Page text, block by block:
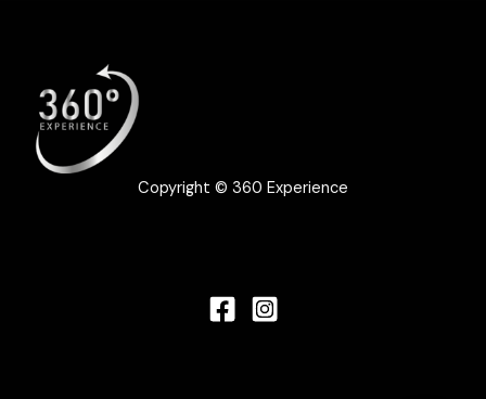
Copyright © 360 Experience